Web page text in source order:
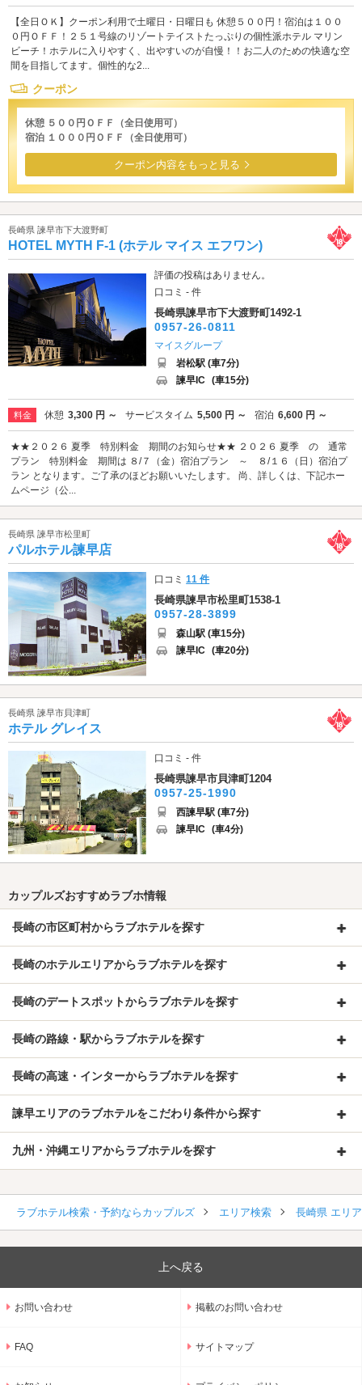
【全日ＯＫ】クーポン利用で土曜日・日曜日も 休憩５００円！宿泊は１００
０円ＯＦＦ！２５１号線のリゾートテイストたっぷりの個性派ホテル マリン
ビーチ！ホテルに入りやすく、出やすいのが自慢！！お二人のための快適な空
間を目指してます。個性的な2...
クーポン
休憩 ５００円ＯＦＦ（全日使用可）
宿泊 １０００円ＯＦＦ（全日使用可）
クーポン内容をもっと見る
長崎県 諫早市下大渡野町
HOTEL MYTH F-1 (ホテル マイス エフワン)
評価の投稿はありません。
口コミ - 件
長崎県諫早市下大渡野町1492-1
0957-26-0811
マイスグループ
岩松駅 (車7分)
諫早IC (車15分)
料金 休憩 3,300 円 ～ サービスタイム 5,500 円 ～ 宿泊 6,600 円 ～
★★２０２６ 夏季 特別料金 期間のお知らせ★★ ２０２６ 夏季 の 通常
プラン 特別料金 期間は ８/７（金）宿泊プラン ～ ８/１６（日）宿泊プ
ラン となります。ご了承のほどお願いいたします。 尚、詳しくは、下記ホー
ムページ（公...
長崎県 諫早市松里町
パルホテル諫早店
口コミ11 件
長崎県諫早市松里町1538-1
0957-28-3899
森山駅 (車15分)
諫早IC (車20分)
長崎県 諫早市貝津町
ホテル グレイス
口コミ - 件
長崎県諫早市貝津町1204
0957-25-1990
西諫早駅 (車7分)
諫早IC (車4分)
カップルズおすすめラブホ情報
長崎の市区町村からラブホテルを探す
長崎のホテルエリアからラブホテルを探す
長崎のデートスポットからラブホテルを探す
長崎の路線・駅からラブホテルを探す
長崎の高速・インターからラブホテルを探す
諫早エリアのラブホテルをこだわり条件から探す
九州・沖縄エリアからラブホテルを探す
ラブホテル検索・予約ならカップルズ エリア検索 長崎県 エリ
上へ戻る
お問い合わせ 掲載のお問い合わせ
FAQ サイトマップ